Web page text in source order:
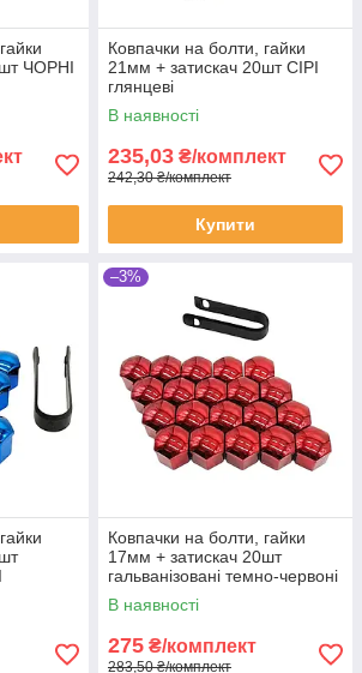
ЧОРНІ
Ковпачки на болти, гайки
21мм + затискач 20шт СІРІ
глянцеві
В наявності
235,03 ₴/комплект
242,30 ₴/комплект
Купити
–3%
Ковпачки на болти, гайки
17мм + затискач 20шт
гальванізовані темно-червоні
В наявності
275 ₴/комплект
283,50 ₴/комплект